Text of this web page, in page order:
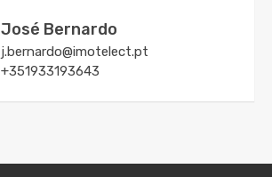
José Bernardo
j.bernardo@imotelect.pt
+351933193643